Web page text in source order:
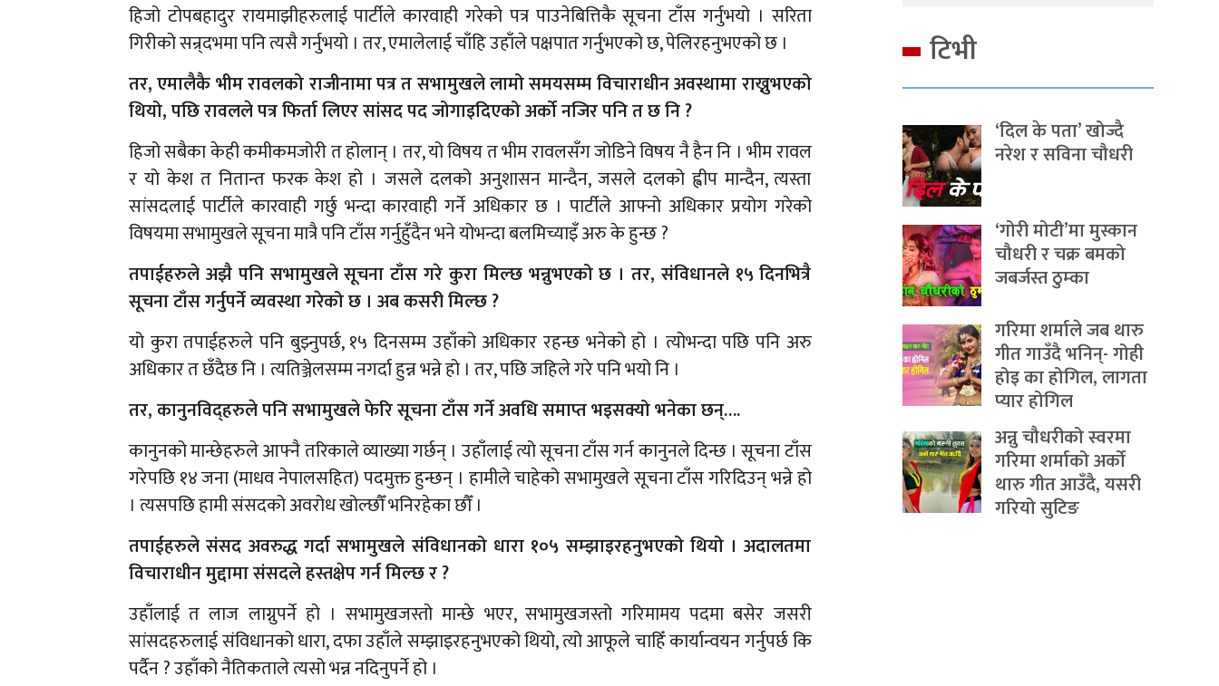
हिजो टोपबहादुर रायमाझीहरुलाई पार्टीले कारवाही गरेको पत्र पाउनेबित्तिकै सूचना टाँस गर्नुभयो । सरिता
गिरीको सन्र्दभमा पनि त्यसै गर्नुभयो । तर, एमालेलाई चाँहि उहाँले पक्षपात गर्नुभएको छ, पेलिरहनुभएको छ ।
तर, एमालैकै भीम रावलको राजीनामा पत्र त सभामुखले लामो समयसम्म विचाराधीन अवस्थामा राख्नुभएको
थियो, पछि रावलले पत्र फिर्ता लिएर सांसद पद जोगाइदिएको अर्को नजिर पनि त छ नि ?
हिजो सबैका केही कमीकमजोरी त होलान् । तर, यो विषय त भीम रावलसँग जोडिने विषय नै हैन नि । भीम रावल
र यो केश त नितान्त फरक केश हो । जसले दलको अनुशासन मान्दैन, जसले दलको ह्वीप मान्दैन, त्यस्ता
सांसदलाई पार्टीले कारवाही गर्छु भन्दा कारवाही गर्ने अधिकार छ । पार्टीले आफ्नो अधिकार प्रयोग गरेको
विषयमा सभामुखले सूचना मात्रै पनि टाँस गर्नुहुँदैन भने योभन्दा बलमिच्याइँ अरु के हुन्छ ?
तपाईहरुले अझै पनि सभामुखले सूचना टाँस गरे कुरा मिल्छ भन्नुभएको छ । तर, संविधानले १५ दिनभित्रै
सूचना टाँस गर्नुपर्ने व्यवस्था गरेको छ । अब कसरी मिल्छ ?
यो कुरा तपाईहरुले पनि बुझ्नुपर्छ, १५ दिनसम्म उहाँको अधिकार रहन्छ भनेको हो । त्योभन्दा पछि पनि अरु
अधिकार त छँदैछ नि । त्यतिञ्जेलसम्म नगर्दा हुन्न भन्ने हो । तर, पछि जहिले गरे पनि भयो नि ।
तर, कानुनविद्हरुले पनि सभामुखले फेरि सूचना टाँस गर्ने अवधि समाप्त भइसक्यो भनेका छन्….
कानुनको मान्छेहरुले आफ्नै तरिकाले व्याख्या गर्छन् । उहाँलाई त्यो सूचना टाँस गर्न कानुनले दिन्छ । सूचना टाँस
गरेपछि १४ जना (माधव नेपालसहित) पदमुक्त हुन्छन् । हामीले चाहेको सभामुखले सूचना टाँस गरिदिउन् भन्ने हो
। त्यसपछि हामी संसदको अवरोध खोल्छौँ भनिरहेका छौँ ।
तपाईहरुले संसद अवरुद्ध गर्दा सभामुखले संविधानको धारा १०५ सम्झाइरहनुभएको थियो । अदालतमा
विचाराधीन मुद्दामा संसदले हस्तक्षेप गर्न मिल्छ र ?
उहाँलाई त लाज लाग्नुपर्ने हो । सभामुखजस्तो मान्छे भएर, सभामुखजस्तो गरिमामय पदमा बसेर जसरी
सांसदहरुलाई संविधानको धारा, दफा उहाँले सम्झाइरहनुभएको थियो, त्यो आफूले चाहिँ कार्यान्वयन गर्नुपर्छ कि
पर्दैन ? उहाँको नैतिकताले त्यसो भन्न नदिनुपर्ने हो ।
टिभी
‘दिल के पता’ खोज्दै
नरेश र सविना चौधरी
‘गोरी मोटी’मा मुस्कान
चौधरी र चक्र बमको
जबर्जस्त ठुम्का
गरिमा शर्माले जब थारु
गीत गाउँदै भनिन्- गोही
होइ का होगिल, लागता
प्यार होगिल
अन्नु चौधरीको स्वरमा
गरिमा शर्माको अर्को
थारु गीत आउँदै, यसरी
गरियो सुटिङ